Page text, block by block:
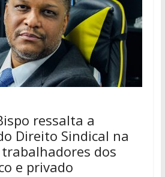
ressalta a
Direito Sindical na
dos
e privado